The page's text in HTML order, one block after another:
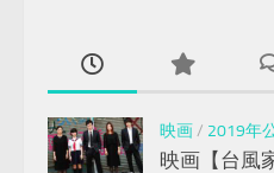
映画/ 2019年
映画【台風